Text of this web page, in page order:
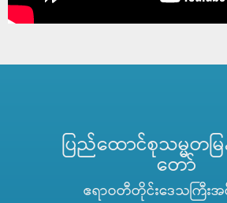
ပြည်ထောင်စုသမ္မတမ
တော်
ဧရာဝတီတိုင်းဒေသကြီး